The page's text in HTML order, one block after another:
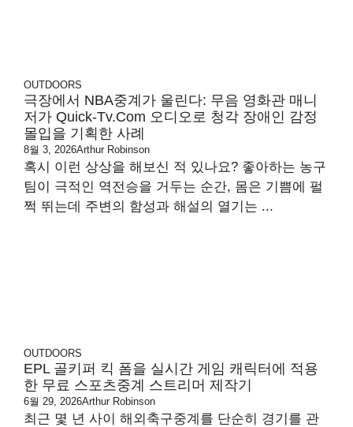
OUTDOORS
극장에서 NBA중계가 울린다: 무음 영화관 매니
저가 Quick-Tv.com 오디오로 청각 장애인 감정
몰입을 기획한 사례
8월 3, 2026Arthur Robinson
혹시 이런 상상을 해보신 적 있나요? 좋아하는 농구
팀이 극적인 역전승을 거두는 순간, 몸은 기쁨에 펄
쩍 뛰는데 주변의 함성과 해설의 열기는 ...
OUTDOORS
EPL 골키퍼 킥 폼을 실시간 게임 캐릭터에 적용
한 무료 스포츠중계 스트리머 제작기
6월 29, 2026Arthur Robinson
최근 몇 년 사이 해외축구중계를 단순히 경기를 관